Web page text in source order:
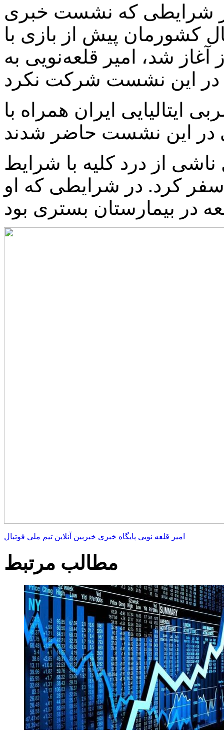
شرایطی که نشست خبری
کشورمان پیش از بازی با
ساعت ۱۰:۳۰ امروز آغاز شد، امیر قلعه‌نویی به
ایتالیایی ایران همراه با
از درد کلیه با شرایط
کرد. در شرایطی که او
امیر قلعه نویی پایگاه خبری خبربین آنلاین تیم ملی فوتبال
مطالب مرتبط